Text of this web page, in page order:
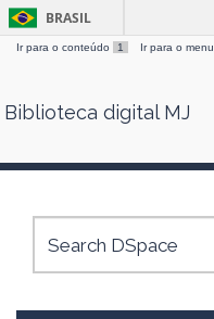
Skip
BRASIL
Ir para o conteúdo 1 Ir para o menu
Biblioteca digital MJ